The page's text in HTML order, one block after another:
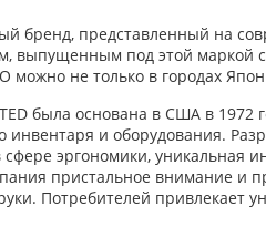
бренд, представленный на
выпущенным под этой маркой
можно не только в городах
была основана в США в
инвентаря и оборудования.
сфере эргономики,
пристальное внимание и
Потребителей привлекает